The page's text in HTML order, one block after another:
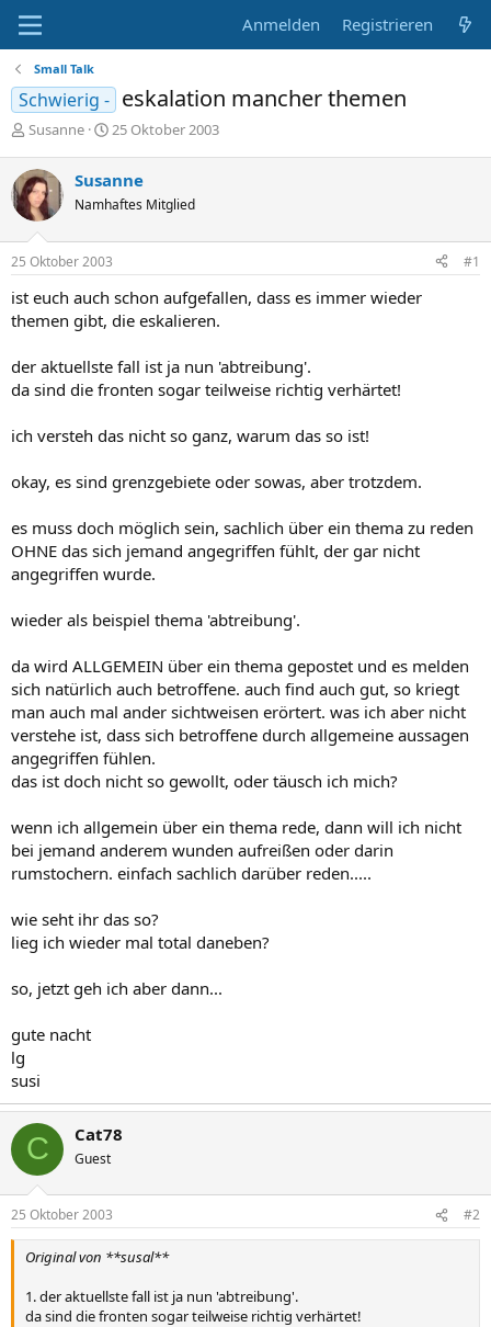
Anmelden Registrieren
Small Talk
Schwierig - eskalation mancher themen
E
s
t
e
l
l
e
Susanne
E
t
e
l
t
m
25 Oktober 2003
Susanne
Namhaftes Mitglied
25 Oktober 2003 #1
ist euch auch schon aufgefallen, dass es immer wieder
themen gibt, die eskalieren.
der aktuellste fall ist ja nun 'abtreibung'.
da sind die fronten sogar teilweise richtig verhärtet!
ich versteh das nicht so ganz, warum das so ist!
okay, es sind grenzgebiete oder sowas, aber trotzdem.
es muss doch möglich sein, sachlich über ein thema zu reden
OHNE das sich jemand angegriffen fühlt, der gar nicht
angegriffen wurde.
wieder als beispiel thema 'abtreibung'.
da wird ALLGEMEIN über ein thema gepostet und es melden
sich natürlich auch betroffene. auch find auch gut, so kriegt
man auch mal ander sichtweisen erörtert. was ich aber nicht
verstehe ist, dass sich betroffene durch allgemeine aussagen
angegriffen fühlen.
das ist doch nicht so gewollt, oder täusch ich mich?
wenn ich allgemein über ein thema rede, dann will ich nicht
bei jemand anderem wunden aufreißen oder darin
rumstochern. einfach sachlich darüber reden.....
wie seht ihr das so?
lieg ich wieder mal total daneben?
so, jetzt geh ich aber dann...
gute nacht
lg
susi
C Cat78
Guest
25 Oktober 2003 #2
Original von **susal**
1. der aktuellste fall ist ja nun 'abtreibung'.
da sind die fronten sogar teilweise richtig verhärtet!